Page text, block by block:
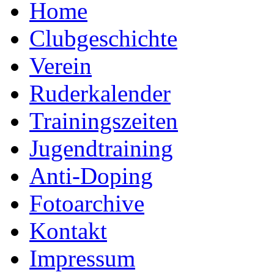
Home
Clubgeschichte
Verein
Ruderkalender
Trainingszeiten
Jugendtraining
Anti-Doping
Fotoarchive
Kontakt
Impressum